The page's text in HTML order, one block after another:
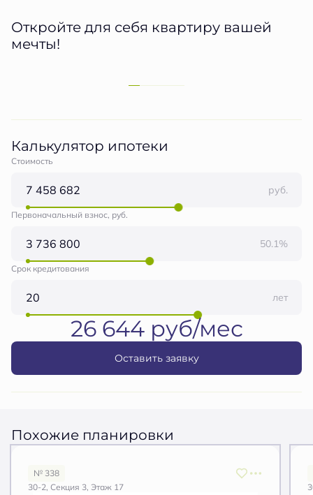
Откройте для себя квартиру вашей
мечты!
Калькулятор ипотеки
Стоимость
руб.
Первоначальный взнос, руб.
50.1%
Срок кредитования
лет
26 644 руб/мес
Оставить заявку
Похожие планировки
№ 338
30-2, Секция 3, Этаж 17